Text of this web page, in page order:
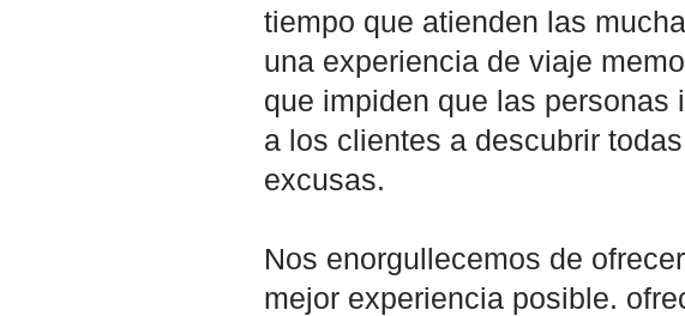
tiempo que atienden las
una experiencia de viaje
que impiden que las
a los clientes a descubrir
excusas.
Nos enorgullecemos de
mejor experiencia posible.